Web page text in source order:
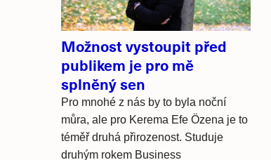
Možnost vystoupit před
publikem je pro mě
splněný sen
Pro mnohé z nás by to byla noční
můra, ale pro Kerema Efe Özena je to
téměř druhá přirozenost. Studuje
druhým rokem Business